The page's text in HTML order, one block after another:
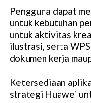
Pengguna dapat
untuk kebutuhan
untuk aktivitas
ilustrasi, serta
dokumen kerja
Ketersediaan
strategi Huawei